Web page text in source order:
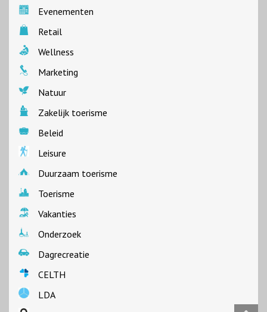
Evenementen
Retail
Wellness
Marketing
Natuur
Zakelijk toerisme
Beleid
Leisure
Duurzaam toerisme
Toerisme
Vakanties
Onderzoek
Dagrecreatie
CELTH
LDA